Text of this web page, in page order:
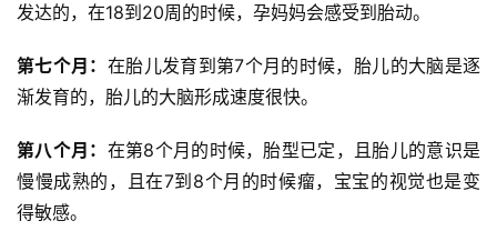
发达的，在18到20周的时候，孕妈妈会感受到胎动。
第七个月： 在胎儿发育到第7个月的时候，胎儿的大脑是逐
渐发育的，胎儿的大脑形成速度很快。
第八个月： 在第8个月的时候，胎型已定，且胎儿的意识是
慢慢成熟的，且在7到8个月的时候瘤，宝宝的视觉也是变
得敏感。